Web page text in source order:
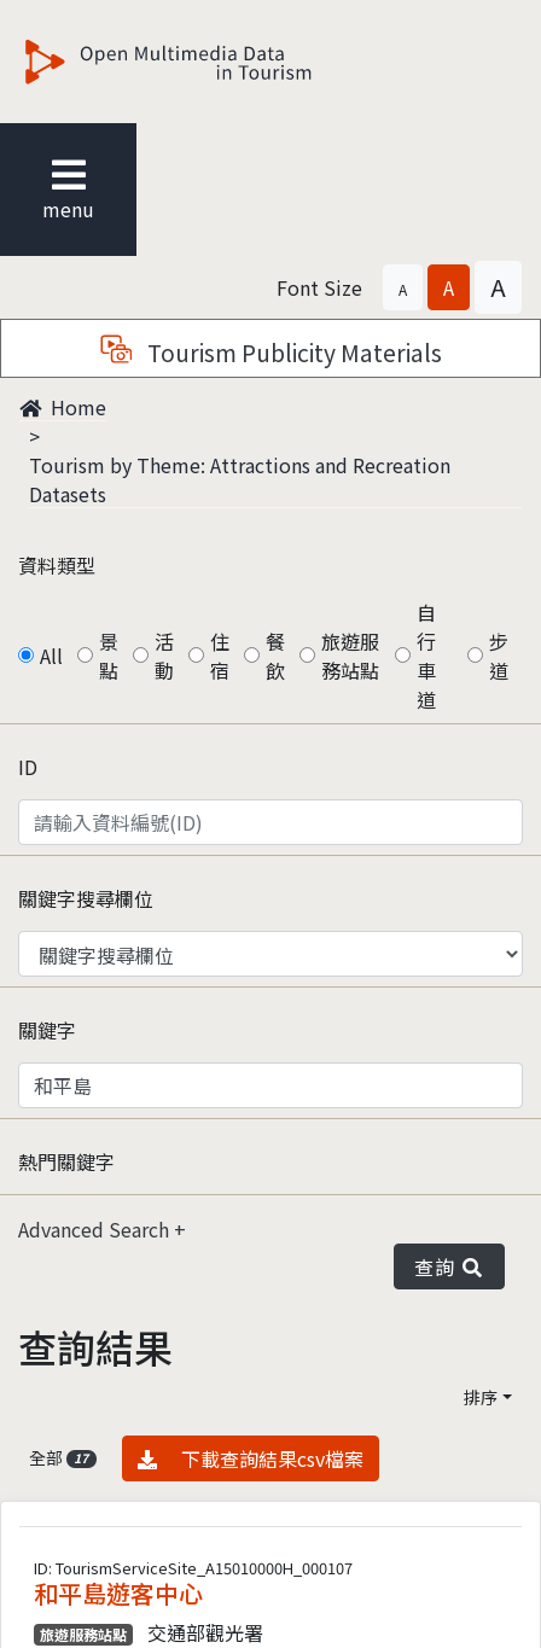
menu
Font Size A A A
Tourism Publicity Materials
Home
Tourism by Theme: Attractions and Recreation
Datasets
資料類型
All
景
點
活
動
住
宿
餐
飲
旅遊服
務站點
自
行
車
道
步
道
ID
關鍵字搜尋欄位
關鍵字
熱門關鍵字
Advanced Search
查詢
查詢結果
排序
全部 17 資料下載
下載查詢結果csv檔案
ID: TourismServiceSite_A15010000H_000107
和平島遊客中心
旅遊服務站點 交通部觀光署